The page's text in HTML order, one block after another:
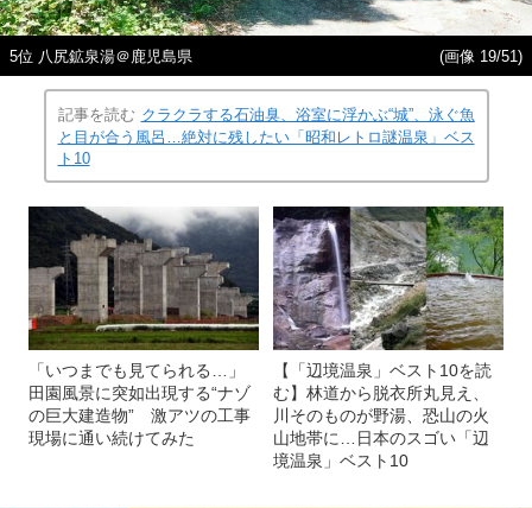
5位 八尻鉱泉湯＠鹿児島県 (画像 19/51)
記事を読む クラクラする石油臭、浴室に浮かぶ“城”、泳ぐ魚
と目が合う風呂…絶対に残したい「昭和レトロ謎温泉」ベス
ト10
「いつまでも見てられる…」
田園風景に突如出現する“ナゾ
の巨大建造物” 激アツの工事
現場に通い続けてみた
【「辺境温泉」ベスト10を読
む】林道から脱衣所丸見え、
川そのものが野湯、恐山の火
山地帯に…日本のスゴい「辺
境温泉」ベスト10